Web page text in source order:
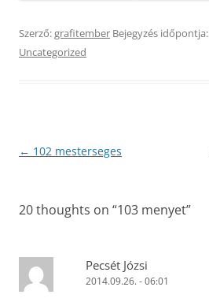
Szerző:grafitember Bejegyzés időpontja:
Uncategorized
Bejegyzés
← 102 mesterseges
20 thoughts on “103 menyet”
Pecsét Józsi
2014.09.26. - 06:01